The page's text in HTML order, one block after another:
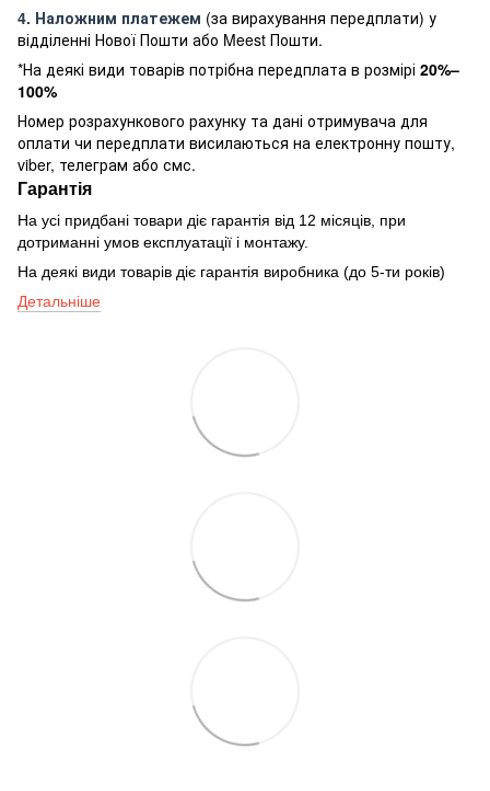
4. Наложним платежем (за вирахування передплати) у
відділенні Нової Пошти або Meest Пошти.
*На деякі види товарів потрібна передплата в розмірі 20%–
100%
Номер розрахункового рахунку та дані отримувача для
оплати чи передплати висилаються на електронну пошту,
viber, телеграм або смс.
Гарантія
На усі придбані товари діє гарантія від 12 місяців, при
дотриманні умов експлуатації і монтажу.
На деякі види товарів діє гарантія виробника (до 5-ти років)
Детальніше